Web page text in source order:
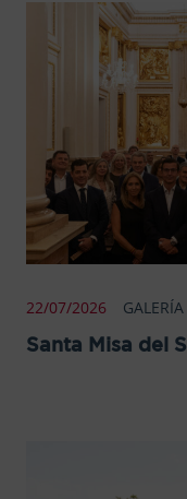
22/07/2026 GALERÍA
Santa Misa del